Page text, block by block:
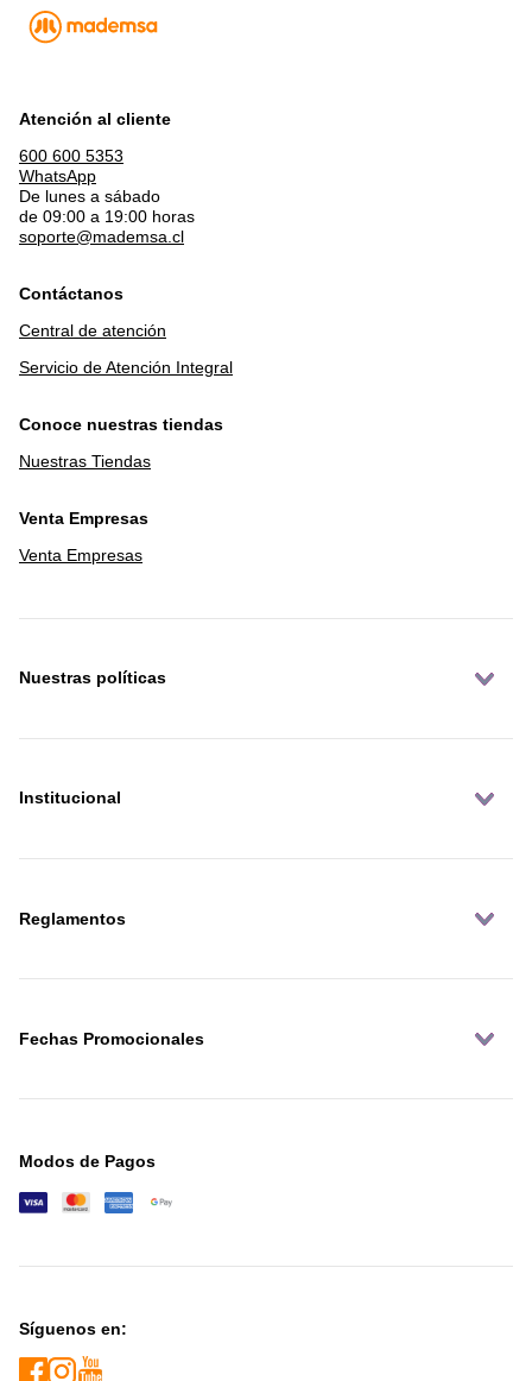
Atención al cliente
600 600 5353
WhatsApp
De lunes a sábado
de 09:00 a 19:00 horas
soporte@mademsa.cl
Contáctanos
Central de atención
Servicio de Atención Integral
Conoce nuestras tiendas
Nuestras Tiendas
Venta Empresas
Venta Empresas
Nuestras políticas
Institucional
Reglamentos
Fechas Promocionales
Modos de Pagos
Síguenos en: